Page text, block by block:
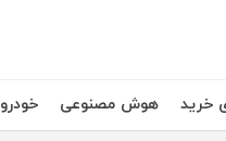
خرید هوش مصنوعی خودرو